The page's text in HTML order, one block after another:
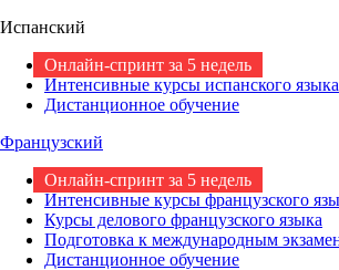
Испанский
Онлайн-спринт за 5 недель
Интенсивные курсы испанского языка
Дистанционное обучение
Французский
Онлайн-спринт за 5 недель
Интенсивные курсы французского
Курсы делового французского языка
Подготовка к международным
Дистанционное обучение